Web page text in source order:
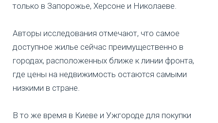
только в Запорожье, Херсоне и Николаеве.
Авторы исследования отмечают, что самое
доступное жилье сейчас преимущественно в
городах, расположенных ближе к линии фронта,
где цены на недвижимость остаются самыми
низкими в стране.
В то же время в Киеве и Ужгороде для покупки